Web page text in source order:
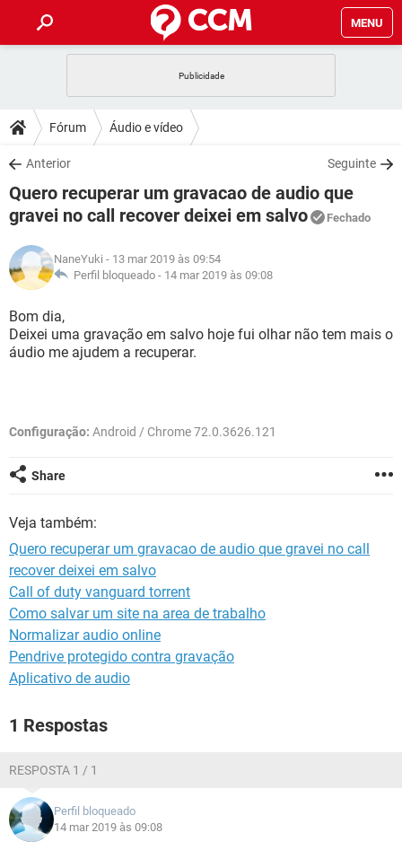
MENU
CELULAR
OUTLOOK
INSTAGRAM GMAIL
GUIA DE COMPRAS
DICAS
JOGOS
OUTLOOK EXCEL
GUIA DE COMPRAS
DOWNLOADS
JOGOS WHATSAPP
CELULAR FACEBOOK
OUTLOOK EXCEL
INSTAGRAM
GUIA DE COMPRAS
FÓRUM
CELULAR FACEBOOK
INSTAGRAM GMAIL
GUIA DE COMPRAS
GLOSSÁRIO
JOGOS
CELULAR
OUTLOOK
Fórum Áudio e vídeo
Anterior Seguinte
Quero recuperar um gravacao de audio que
gravei no call recover deixei em salvo
Fechado
NaneYuki - 13 mar 2019 às 09:54
Perfil bloqueado - 14 mar 2019 às 09:08
Bom dia,
Deixei uma gravação em salvo hoje fui olhar não tem mais o
áudio me ajudem a recuperar.
Configuração: Android / Chrome 72.0.3626.121
Share
Veja também:
Quero recuperar um gravacao de audio que gravei no call
recover deixei em salvo
Call of duty vanguard torrent
Como salvar um site na area de trabalho
Normalizar audio online
Pendrive protegido contra gravação
Aplicativo de audio
1 Respostas
RESPOSTA 1 / 1
Perfil bloqueado
14 mar 2019 às 09:08